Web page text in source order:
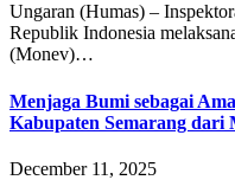
Ungaran (Humas) –
Republik Indonesia
(Monev)…
Menjaga Bumi sebagai
Kabupaten Semarang dari
December 11, 2025